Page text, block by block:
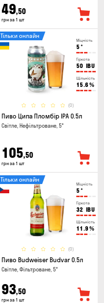
49,50
грн за 1 шт
Міцність
5 °
Гіркота
50 IBU
Щільність
15.6 %
(0)
Тільки онлайн
Пиво Ципа Пломбір IPA 0.5л
Світле, Нефільтроване, 5°
105,50
грн за 1 шт
Міцність
5 °
Гіркота
32 IBU
Щільність
11.9 %
(0)
Тільки онлайн
Пиво Budweiser Budvar 0.5л
Світле, Фільтроване, 5°
93,50
грн за 1 шт